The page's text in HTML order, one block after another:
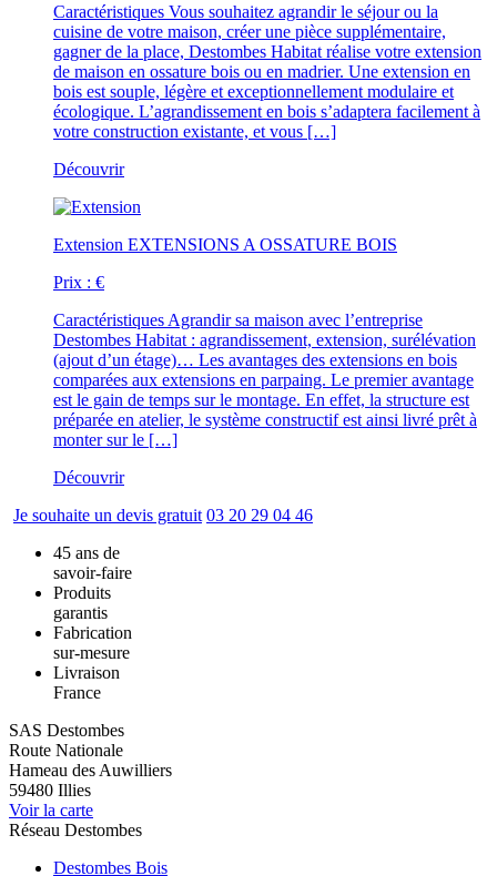
Caractéristiques Vous souhaitez agrandir le séjour ou la
cuisine de votre maison, créer une pièce supplémentaire,
gagner de la place, Destombes Habitat réalise votre extension
de maison en ossature bois ou en madrier. Une extension en
bois est souple, légère et exceptionnellement modulaire et
écologique. L’agrandissement en bois s’adaptera facilement à
votre construction existante, et vous […]
Découvrir
Extension EXTENSIONS A OSSATURE BOIS
Prix : €
Caractéristiques Agrandir sa maison avec l’entreprise
Destombes Habitat : agrandissement, extension, surélévation
(ajout d’un étage)… Les avantages des extensions en bois
comparées aux extensions en parpaing. Le premier avantage
est le gain de temps sur le montage. En effet, la structure est
préparée en atelier, le système constructif est ainsi livré prêt à
monter sur le […]
Découvrir
Je souhaite un devis gratuit 03 20 29 04 46
45 ans de
savoir-faire
Produits
garantis
Fabrication
sur-mesure
Livraison
France
SAS Destombes
Route Nationale
Hameau des Auwilliers
59480 Illies
Voir la carte
Réseau Destombes
Destombes Bois